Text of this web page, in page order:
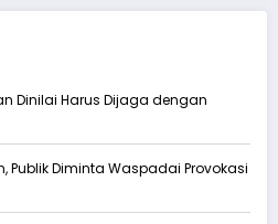
Dinilai Harus Dijaga dengan
Publik Diminta Waspadai Provokasi